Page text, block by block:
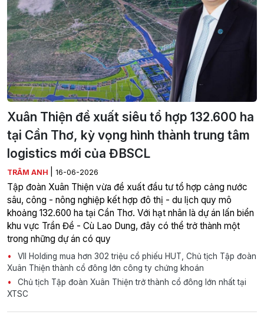
Xuân Thiện đề xuất siêu tổ hợp 132.600 ha
tại Cần Thơ, kỳ vọng hình thành trung tâm
logistics mới của ĐBSCL
TRÂM ANH 16-06-2026
Tập đoàn Xuân Thiện vừa đề xuất đầu tư tổ hợp cảng nước
sâu, công - nông nghiệp kết hợp đô thị - du lịch quy mô
khoảng 132.600 ha tại Cần Thơ. Với hạt nhân là dự án lấn biển
khu vực Trần Đề - Cù Lao Dung, đây có thể trở thành một
trong những dự án có quy
VII Holding mua hơn 302 triệu cổ phiếu HUT, Chủ tịch Tập đoàn
Xuân Thiện thành cổ đông lớn công ty chứng khoán
Chủ tịch Tập đoàn Xuân Thiện trở thành cổ đông lớn nhất tại
XTSC